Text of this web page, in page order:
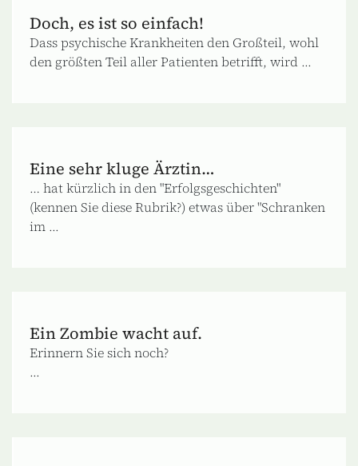
Doch, es ist so einfach!
Dass psychische Krankheiten den Großteil, wohl
den größten Teil aller Patienten betrifft, wird ...
Eine sehr kluge Ärztin…
… hat kürzlich in den "Erfolgsgeschichten"
(kennen Sie diese Rubrik?) etwas über "Schranken
im ...
Ein Zombie wacht auf.
Erinnern Sie sich noch?
...